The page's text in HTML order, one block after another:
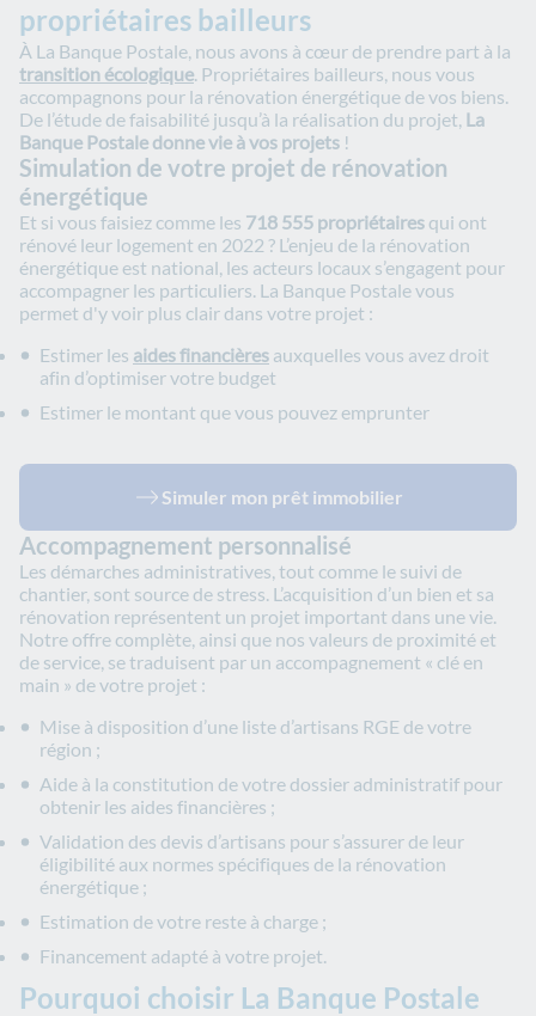
propriétaires bailleurs
À La Banque Postale, nous avons à cœur de prendre part à la
transition écologique. Propriétaires bailleurs, nous vous
accompagnons pour la rénovation énergétique de vos biens.
De l’étude de faisabilité jusqu’à la réalisation du projet, La
Banque Postale donne vie à vos projets !
Simulation de votre projet de rénovation
énergétique
Et si vous faisiez comme les 718 555 propriétaires qui ont
rénové leur logement en 2022 ? L’enjeu de la rénovation
énergétique est national, les acteurs locaux s’engagent pour
accompagner les particuliers. La Banque Postale vous
permet d'y voir plus clair dans votre projet :
Estimer les aides financières auxquelles vous avez droit
afin d’optimiser votre budget
Estimer le montant que vous pouvez emprunter
Simuler mon prêt immobilier
Accompagnement personnalisé
Les démarches administratives, tout comme le suivi de
chantier, sont source de stress. L’acquisition d’un bien et sa
rénovation représentent un projet important dans une vie.
Notre offre complète, ainsi que nos valeurs de proximité et
de service, se traduisent par un accompagnement « clé en
main » de votre projet :
Mise à disposition d’une liste d’artisans RGE de votre
région ;
Aide à la constitution de votre dossier administratif pour
obtenir les aides financières ;
Validation des devis d’artisans pour s’assurer de leur
éligibilité aux normes spécifiques de la rénovation
énergétique ;
Estimation de votre reste à charge ;
Financement adapté à votre projet.
Pourquoi choisir La Banque Postale